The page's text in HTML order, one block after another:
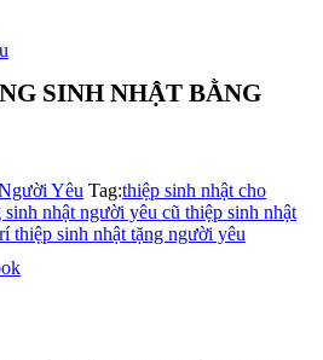
SINH NHẬT BẰNG
Yêu Tag:thiệp sinh nhật cho
nhật người yêu cũ thiệp sinh nhật
thiệp sinh nhật tặng người yêu